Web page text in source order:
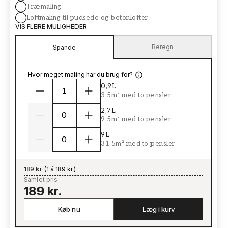
Træmaling
Loftmaling til pudsede og betonlofter
VIS FLERE MULIGHEDER
Spande Beregn
Hvor meget maling har du brug for?
0,9L
3.5m² med to pensler
2,7L
9.5m² med to pensler
9L
31.5m² med to pensler
189 kr. (1 á 189 kr.)
Samlet pris
189 kr.
Køb nu Læg i kurv